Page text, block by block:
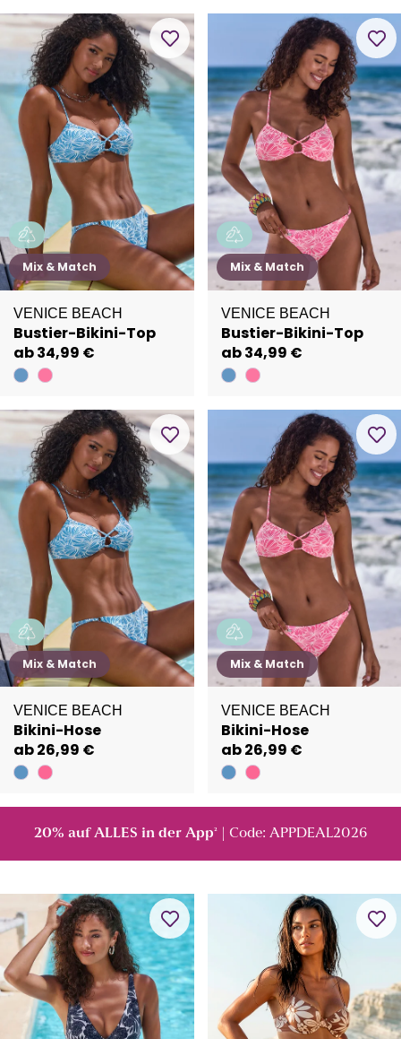
Mix & Match
VENICE BEACH
Bustier-Bikini-Top
ab 34,99 €
Mix & Match
VENICE BEACH
Bustier-Bikini-Top
ab 34,99 €
Mix & Match
VENICE BEACH
Bikini-Hose
ab 26,99 €
Mix & Match
VENICE BEACH
Bikini-Hose
ab 26,99 €
20% auf ALLES in der App² | Code: APPDEAL2026